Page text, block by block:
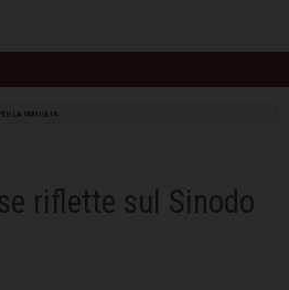
LA FAMIGLIA
riflette sul Sinodo